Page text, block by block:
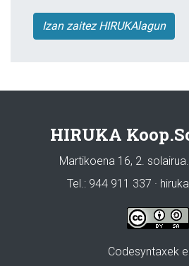
Izan zaitez HIRUKAlagun
HIRUKA
Martikoena 16, 2.
Tel.: 944 911 337 ·
Codesyntaxek